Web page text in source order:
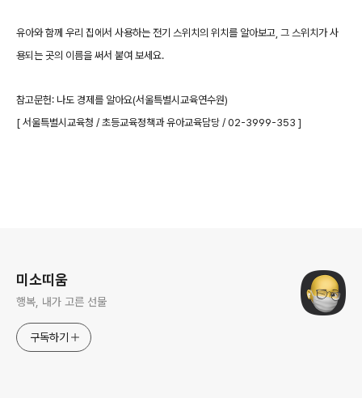
유아와 함께 우리 집에서 사용하는 전기 스위치의 위치를 알아보고, 그 스위치가 사
용되는 곳의 이름을 써서 붙여 보세요.
참고문헌: 나도 경제를 알아요(서울특별시교육연수원)
[ 서울특별시교육청 / 초등교육정책과 유아교육담당 / 02-3999-353 ]
미소띠움
행복, 내가 고른 선물
구독하기